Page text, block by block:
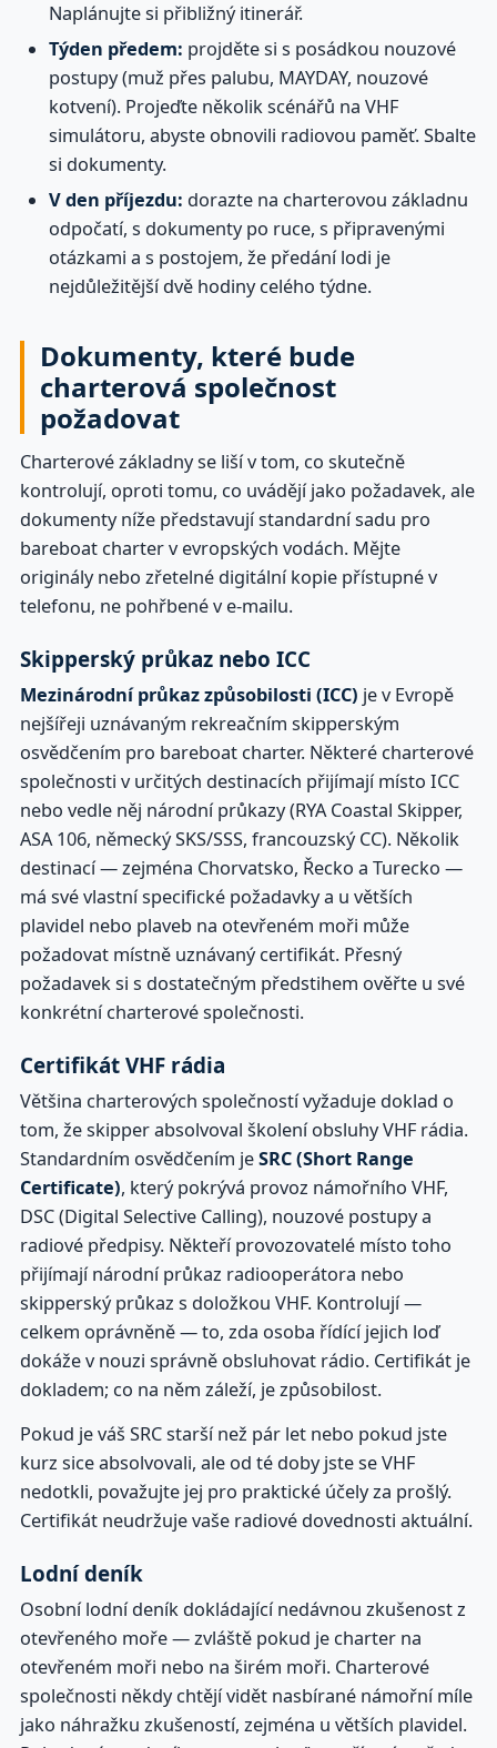
Naplánujte si přibližný itinerář.
Týden předem: projděte si s posádkou nouzové
postupy (muž přes palubu, MAYDAY, nouzové
kotvení). Projeďte několik scénářů na VHF
simulátoru, abyste obnovili radiovou paměť. Sbalte
si dokumenty.
V den příjezdu: dorazte na charterovou základnu
odpočatí, s dokumenty po ruce, s připravenými
otázkami a s postojem, že předání lodi je
nejdůležitější dvě hodiny celého týdne.
Dokumenty, které bude
charterová společnost
požadovat
Charterové základny se liší v tom, co skutečně
kontrolují, oproti tomu, co uvádějí jako požadavek, ale
dokumenty níže představují standardní sadu pro
bareboat charter v evropských vodách. Mějte
originály nebo zřetelné digitální kopie přístupné v
telefonu, ne pohřbené v e-mailu.
Skipperský průkaz nebo ICC
Mezinárodní průkaz způsobilosti (ICC) je v Evropě
nejšířeji uznávaným rekreačním skipperským
osvědčením pro bareboat charter. Některé charterové
společnosti v určitých destinacích přijímají místo ICC
nebo vedle něj národní průkazy (RYA Coastal Skipper,
ASA 106, německý SKS/SSS, francouzský CC). Několik
destinací — zejména Chorvatsko, Řecko a Turecko —
má své vlastní specifické požadavky a u větších
plavidel nebo plaveb na otevřeném moři může
požadovat místně uznávaný certifikát. Přesný
požadavek si s dostatečným předstihem ověřte u své
konkrétní charterové společnosti.
Certifikát VHF rádia
Většina charterových společností vyžaduje doklad o
tom, že skipper absolvoval školení obsluhy VHF rádia.
Standardním osvědčením jeSRC (Short Range
Certificate), který pokrývá provoz námořního VHF,
DSC (Digital Selective Calling), nouzové postupy a
radiové předpisy. Někteří provozovatelé místo toho
přijímají národní průkaz radiooperátora nebo
skipperský průkaz s doložkou VHF. Kontrolují —
celkem oprávněně — to, zda osoba řídící jejich loď
dokáže v nouzi správně obsluhovat rádio. Certifikát je
dokladem; co na něm záleží, je způsobilost.
Pokud je váš SRC starší než pár let nebo pokud jste
kurz sice absolvovali, ale od té doby jste se VHF
nedotkli, považujte jej pro praktické účely za prošlý.
Certifikát neudržuje vaše radiové dovednosti aktuální.
Lodní deník
Osobní lodní deník dokládající nedávnou zkušenost z
otevřeného moře — zvláště pokud je charter na
otevřeném moři nebo na širém moři. Charterové
společnosti někdy chtějí vidět nasbírané námořní míle
jako náhražku zkušeností, zejména u větších plavidel.